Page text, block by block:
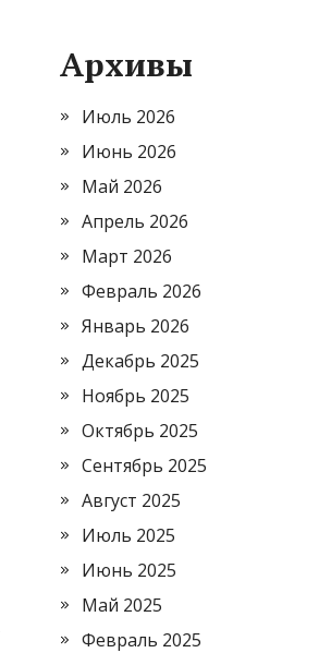
Архивы
Июль 2026
Июнь 2026
Май 2026
Апрель 2026
Март 2026
Февраль 2026
Январь 2026
Декабрь 2025
Ноябрь 2025
Октябрь 2025
Сентябрь 2025
Август 2025
Июль 2025
Июнь 2025
Май 2025
Февраль 2025